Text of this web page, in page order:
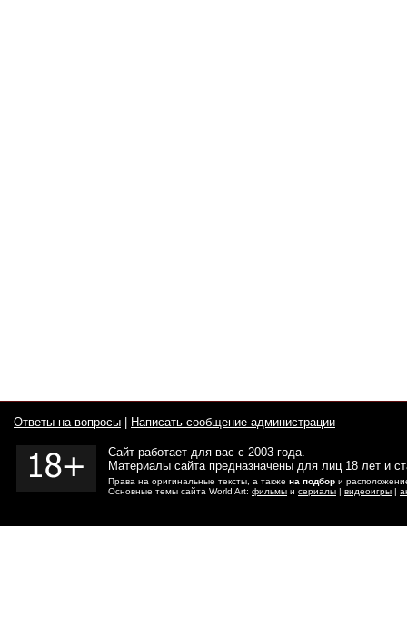
Ответы на вопросы Написать сообщение администрации
Сайт работает для вас с 2003 года.
Материалы сайта предназначены для лиц 18 лет и
Права на оригинальные тексты, а также на подбор и
Основные темы сайта World Art: фильмы и сериалы | видеоигры |